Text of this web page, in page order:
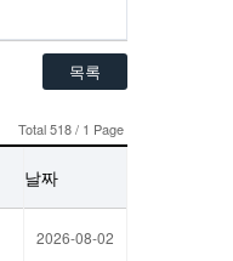
목록
Total 518 / 1 Page
날짜
2026-08-02